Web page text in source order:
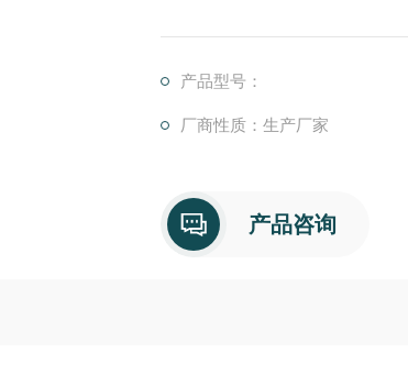
产品型号：
厂商性质：生产厂家
产品咨询